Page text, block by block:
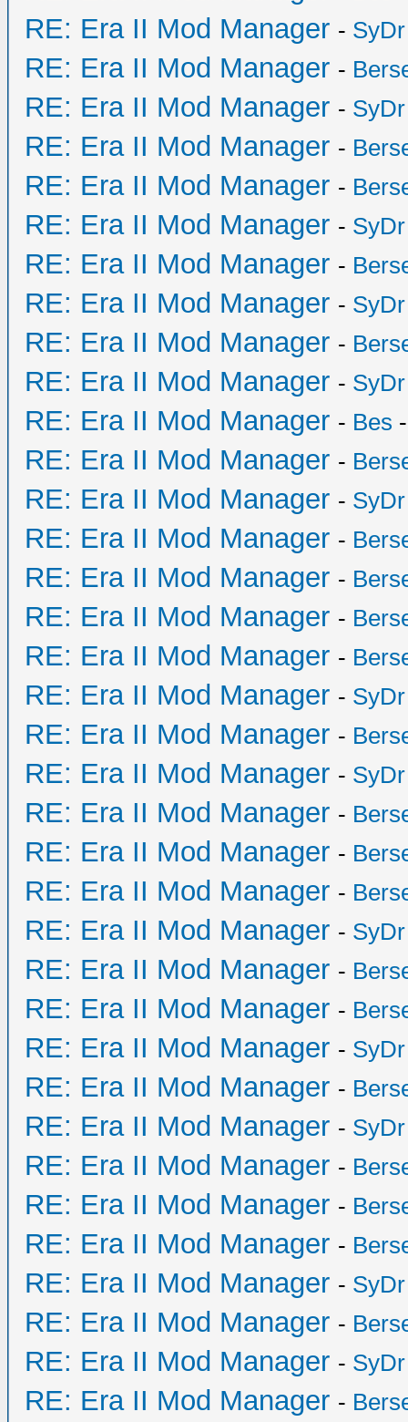
RE: Era II Mod Manager - SyDr
RE: Era II Mod Manager -
RE: Era II Mod Manager - SyDr
RE: Era II Mod Manager -
RE: Era II Mod Manager -
RE: Era II Mod Manager - SyDr
RE: Era II Mod Manager -
RE: Era II Mod Manager - SyDr
RE: Era II Mod Manager -
RE: Era II Mod Manager - SyDr
RE: Era II Mod Manager - Bes
RE: Era II Mod Manager -
RE: Era II Mod Manager - SyDr
RE: Era II Mod Manager -
RE: Era II Mod Manager -
RE: Era II Mod Manager -
RE: Era II Mod Manager -
RE: Era II Mod Manager - SyDr
RE: Era II Mod Manager -
RE: Era II Mod Manager - SyDr
RE: Era II Mod Manager -
RE: Era II Mod Manager -
RE: Era II Mod Manager -
RE: Era II Mod Manager - SyDr
RE: Era II Mod Manager -
RE: Era II Mod Manager -
RE: Era II Mod Manager - SyDr
RE: Era II Mod Manager -
RE: Era II Mod Manager - SyDr
RE: Era II Mod Manager -
RE: Era II Mod Manager -
RE: Era II Mod Manager -
RE: Era II Mod Manager - SyDr
RE: Era II Mod Manager -
RE: Era II Mod Manager - SyDr
RE: Era II Mod Manager -